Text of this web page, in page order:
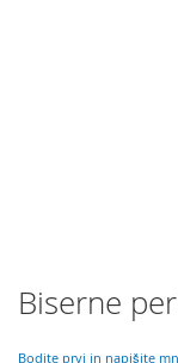
Biserne
Bodite prvi in napišite
Preskoči
na